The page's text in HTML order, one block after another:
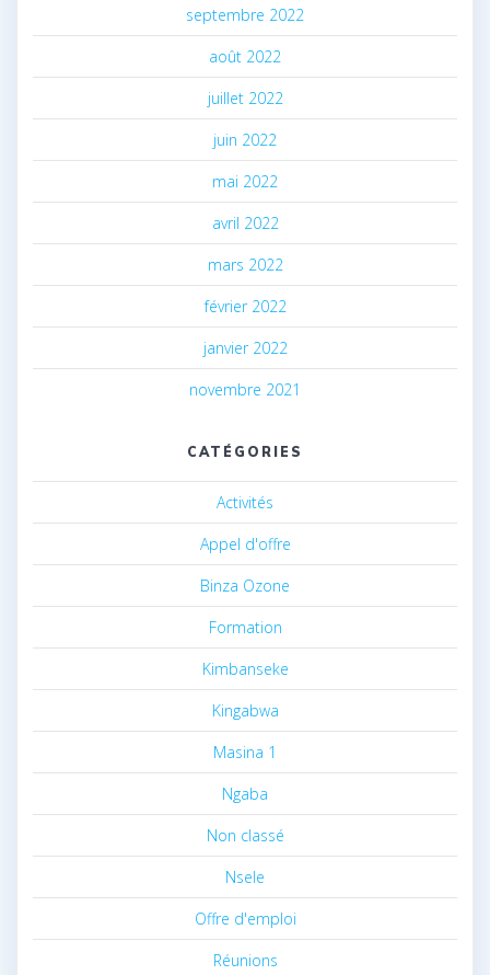
septembre 2022
août 2022
juillet 2022
juin 2022
mai 2022
avril 2022
mars 2022
février 2022
janvier 2022
novembre 2021
CATÉGORIES
Activités
Appel d'offre
Binza Ozone
Formation
Kimbanseke
Kingabwa
Masina 1
Ngaba
Non classé
Nsele
Offre d'emploi
Réunions